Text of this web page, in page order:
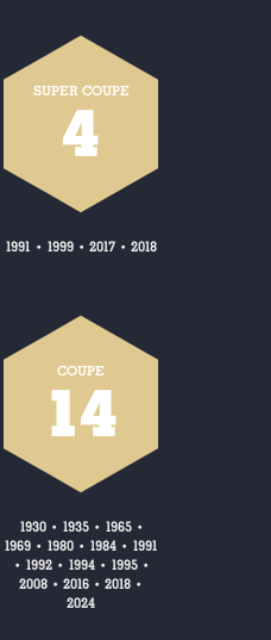
SUPER COUPE
4
1991 • 1999 • 2017 • 2018
COUPE
14
1930• 1935• 1965•
1969 • 1980 • 1984 • 1991
• 1992• 1994• 1995•
2008 • 2016 • 2018 •
2024